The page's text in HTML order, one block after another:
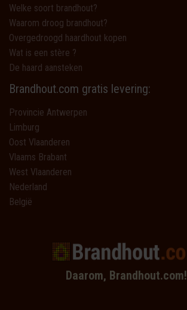
Welke soort brandhout?
Waarom droog brandhout?
Overgedroogd haardhout kopen
Wat is een stère ?
De haard aansteken
Brandhout.com gratis levering:
Provincie Antwerpen
Limburg
Oost Vlaanderen
Vlaams Brabant
West Vlaanderen
Nederland
België
Daarom, Brandhout.com!